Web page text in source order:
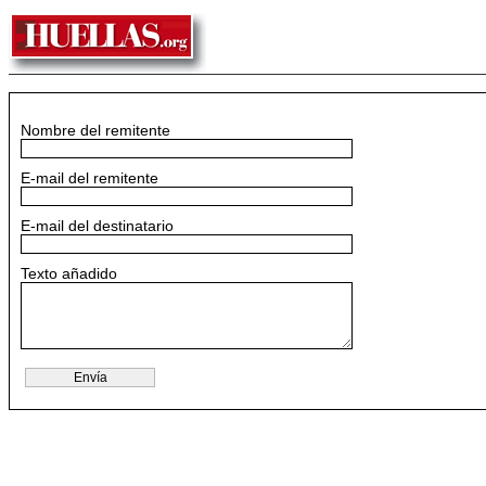
Nombre del remitente
E-mail del remitente
E-mail del destinatario
Texto añadido